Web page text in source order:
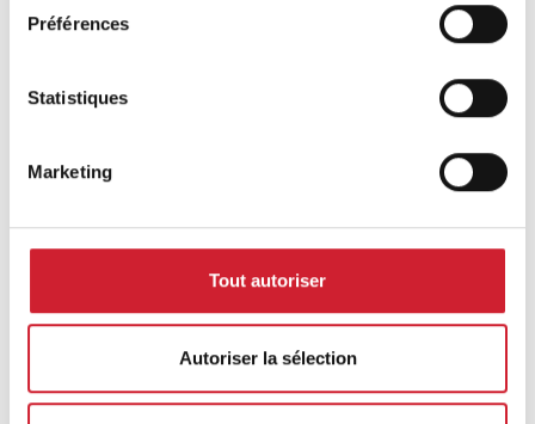
Préférences
Statistiques
Marketing
Tout autoriser
Autoriser la sélection
better than almost anything else a business can do,
precisely because it doesn’t feel like marketing […]
Practical Tips for Networking Events